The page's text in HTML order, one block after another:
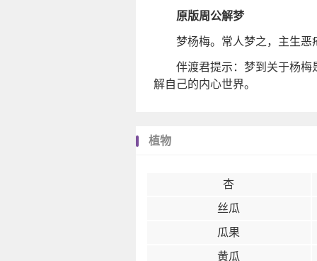
原版周公解梦
梦杨梅。常人梦之，主生
伴渡君提示：梦到关于杨
解自己的内心世界。
植物
杏
丝瓜
瓜果
黄瓜